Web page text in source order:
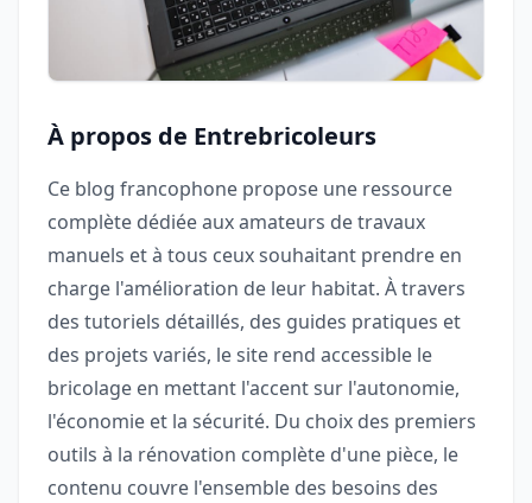
À propos de Entrebricoleurs
Ce blog francophone propose une ressource
complète dédiée aux amateurs de travaux
manuels et à tous ceux souhaitant prendre en
charge l'amélioration de leur habitat. À travers
des tutoriels détaillés, des guides pratiques et
des projets variés, le site rend accessible le
bricolage en mettant l'accent sur l'autonomie,
l'économie et la sécurité. Du choix des premiers
outils à la rénovation complète d'une pièce, le
contenu couvre l'ensemble des besoins des